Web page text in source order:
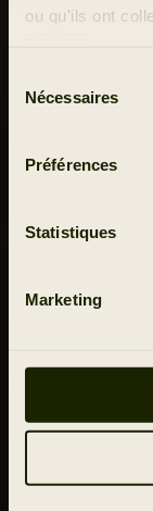
ou qu'ils ont
Nécessaires
Préférences
Statistiques
Marketing